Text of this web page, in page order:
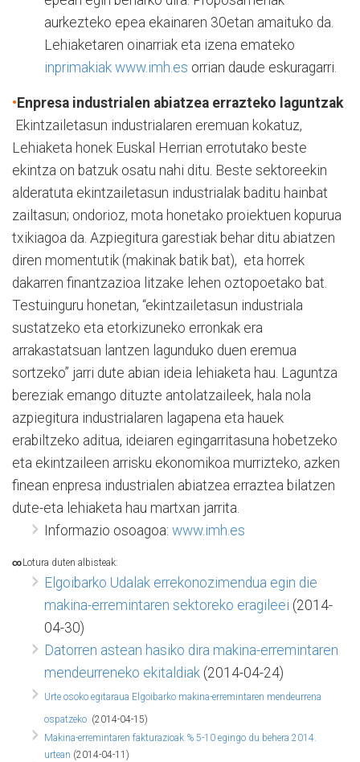
aurkezteko epea ekainaren 30etan amaituko da.
Lehiaketaren oinarriak eta izena emateko
inprimakiak www.imh.es orrian daude eskuragarri.
• Enpresa industrialen abiatzea errazteko laguntzak
Ekintzailetasun industrialaren eremuan kokatuz,
Lehiaketa honek Euskal Herrian errotutako beste
ekintza on batzuk osatu nahi ditu. Beste sektoreekin
alderatuta ekintzailetasun industrialak baditu hainbat
zailtasun; ondorioz, mota honetako proiektuen kopurua
txikiagoa da. Azpiegitura garestiak behar ditu abiatzen
diren momentutik (makinak batik bat), eta horrek
dakarren finantzazioa litzake lehen oztopoetako bat.
Testuinguru honetan, “ekintzailetasun industriala
sustatzeko eta etorkizuneko erronkak era
arrakastatsuan lantzen lagunduko duen eremua
sortzeko” jarri dute abian ideia lehiaketa hau. Laguntza
bereziak emango dituzte antolatzaileek, hala nola
azpiegitura industrialaren lagapena eta hauek
erabiltzeko aditua, ideiaren egingarritasuna hobetzeko
eta ekintzaileen arrisku ekonomikoa murrizteko, azken
finean enpresa industrialen abiatzea erraztea bilatzen
dute-eta lehiaketa hau martxan jarrita.
Informazio osoagoa: www.imh.es
∞Lotura duten albisteak:
Elgoibarko Udalak errekonozimendua egin die
makina-erremintaren sektoreko eragileei (2014-
04-30)
Datorren astean hasiko dira makina-erremintaren
mendeurreneko ekitaldiak (2014-04-24)
Urte osoko egitaraua Elgoibarko makina-erremintaren mendeurrena
ospatzeko (2014-04-15)
Makina-erremintaren fakturazioak % 5-10 egingo du behera 2014.
urtean (2014-04-11)